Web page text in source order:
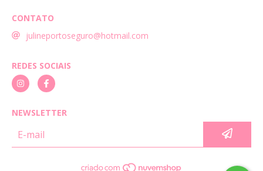
CONTATO
julineportoseguro@hotmail.com
REDES SOCIAIS
NEWSLETTER